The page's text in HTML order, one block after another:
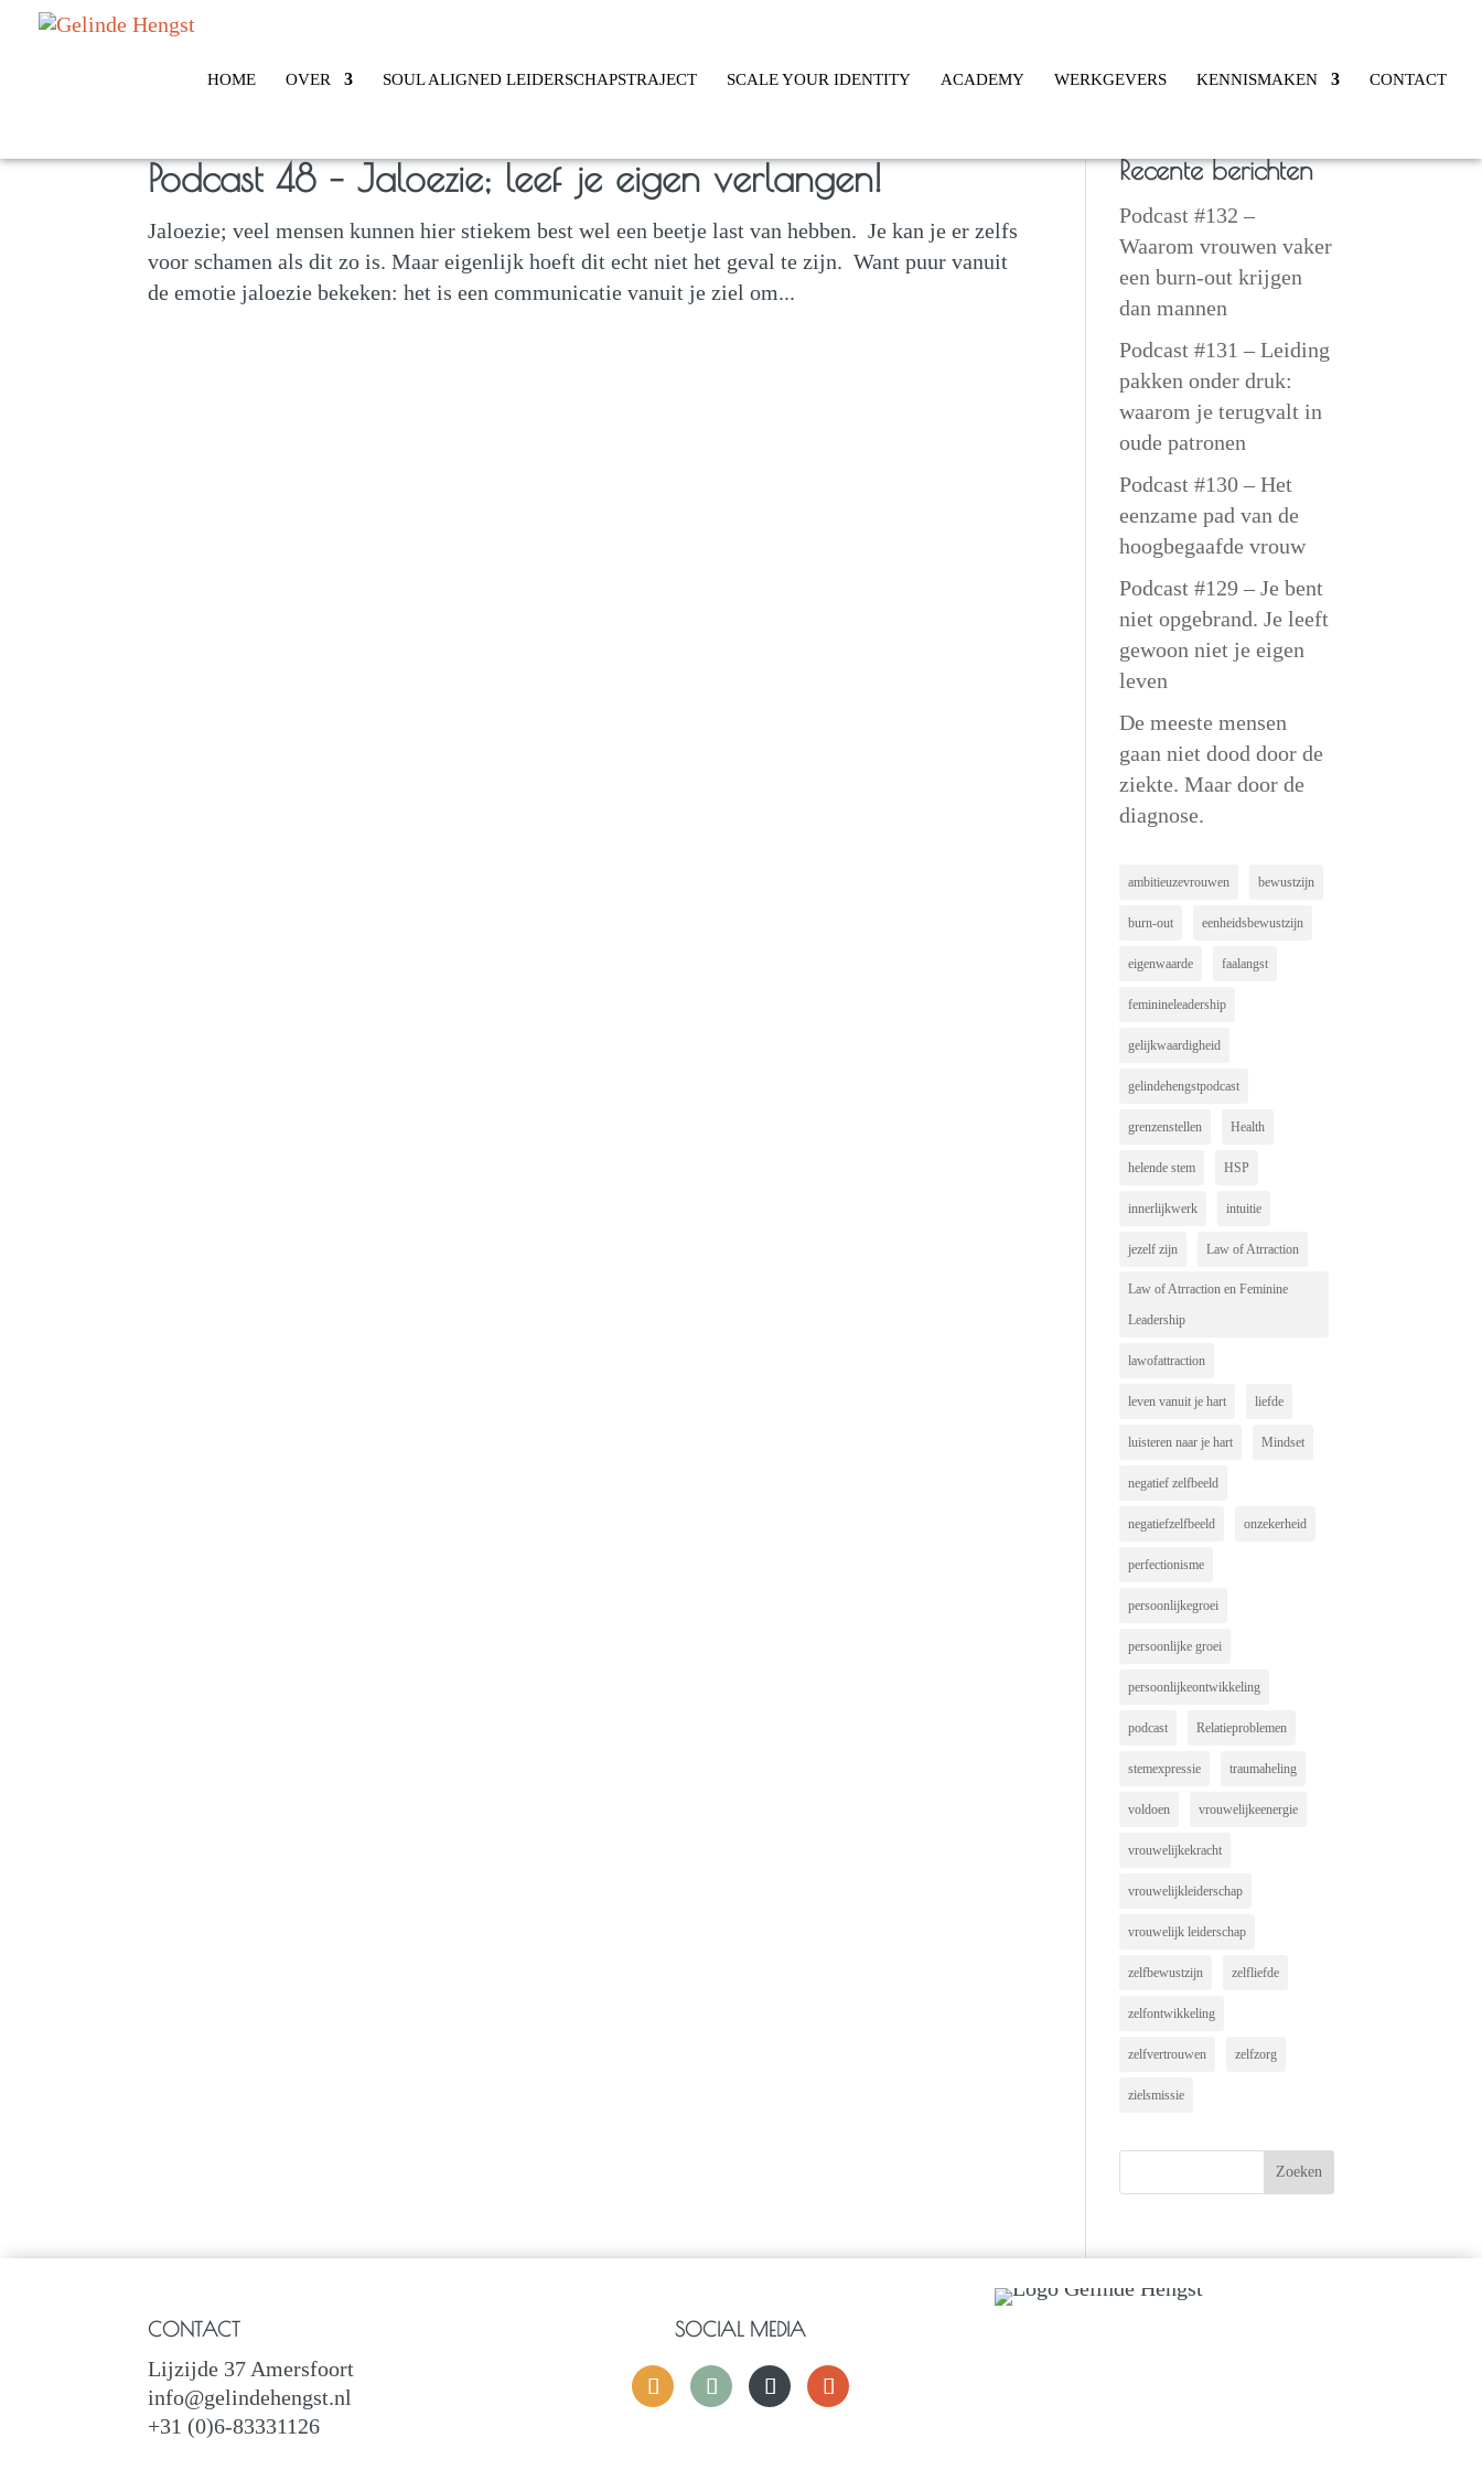
HOME OVER SOUL ALIGNED LEIDERSCHAPSTRAJECT SCALE YOUR IDENTITY ACADEMY WERKGEVERS KENNISMAKEN CONTACT
Podcast 48 – Jaloezie; leef je eigen verlangen!
Jaloezie; veel mensen kunnen hier stiekem best wel een beetje last van hebben. Je kan je er zelfs
voor schamen als dit zo is. Maar eigenlijk hoeft dit echt niet het geval te zijn. Want puur vanuit
de emotie jaloezie bekeken: het is een communicatie vanuit je ziel om...
Recente berichten
Podcast #132 –
Waarom vrouwen vaker
een burn-out krijgen
dan mannen
Podcast #131 – Leiding
pakken onder druk:
waarom je terugvalt in
oude patronen
Podcast #130 – Het
eenzame pad van de
hoogbegaafde vrouw
Podcast #129 – Je bent
niet opgebrand. Je leeft
gewoon niet je eigen
leven
De meeste mensen
gaan niet dood door de
ziekte. Maar door de
diagnose.
ambitieuzevrouwen bewustzijn
burn-out eenheidsbewustzijn
eigenwaarde faalangst
feminineleadership
gelijkwaardigheid
gelindehengstpodcast
grenzenstellen Health
helende stem HSP
innerlijkwerk intuitie
jezelf zijn Law of Atrraction
Law of Atrraction en Feminine
Leadership
lawofattraction
leven vanuit je hart liefde
luisteren naar je hart Mindset
negatief zelfbeeld
negatiefzelfbeeld onzekerheid
perfectionisme
persoonlijkegroei
persoonlijke groei
persoonlijkeontwikkeling
podcast Relatieproblemen
stemexpressie traumaheling
voldoen vrouwelijkeenergie
vrouwelijkekracht
vrouwelijkleiderschap
vrouwelijk leiderschap
zelfbewustzijn zelfliefde
zelfontwikkeling
zelfvertrouwen zelfzorg
zielsmissie
CONTACT
Lijzijde 37 Amersfoort
info@gelindehengst.nl
+31 (0)6-83331126
SOCIAL MEDIA